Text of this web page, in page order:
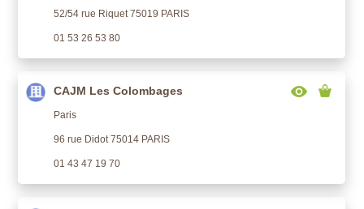
52/54 rue Riquet 75019 PARIS
01 53 26 53 80
CAJM Les Colombages
Paris
96 rue Didot 75014 PARIS
01 43 47 19 70